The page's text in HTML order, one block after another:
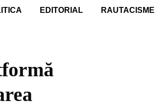
EDITORIAL RAUTACISME